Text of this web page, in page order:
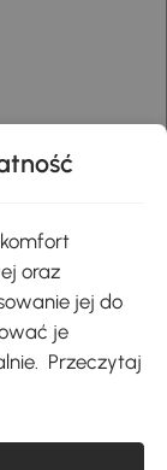
oraz
jej do
je
Przeczytaj